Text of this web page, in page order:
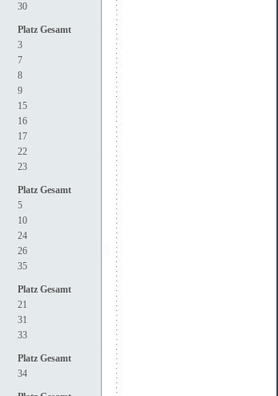
30
Platz Gesamt
3
7
8
9
15
16
17
22
23
Platz Gesamt
5
10
24
26
35
Platz Gesamt
21
31
33
Platz Gesamt
34